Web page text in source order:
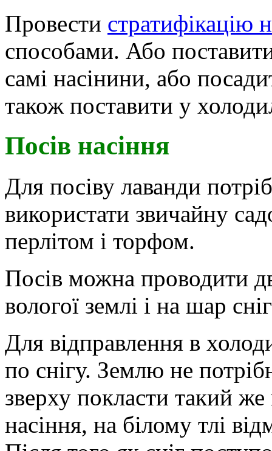
Провести стратифікацію
способами. Або
самі насінини, або
також поставити у
Посів насіння
Для посіву лаванди
використати звичайну
перлітом і торфом.
Посів можна проводити
вологої землі і на шар
Для відправлення в
по снігу. Землю не
зверху покласти такий
насіння, на білому тлі